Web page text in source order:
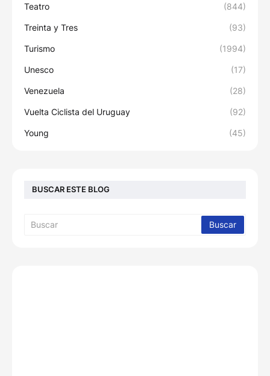
Teatro (844)
Treinta y Tres (93)
Turismo (1994)
Unesco (17)
Venezuela (28)
Vuelta Ciclista del Uruguay (92)
Young (45)
BUSCAR ESTE BLOG